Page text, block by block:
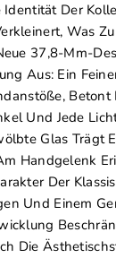
Der
Was
37,8-Mm-
Aus: Ein
Betont
Und Jede
Glas Trägt
Handgelenk
Der
Und Einem
Die